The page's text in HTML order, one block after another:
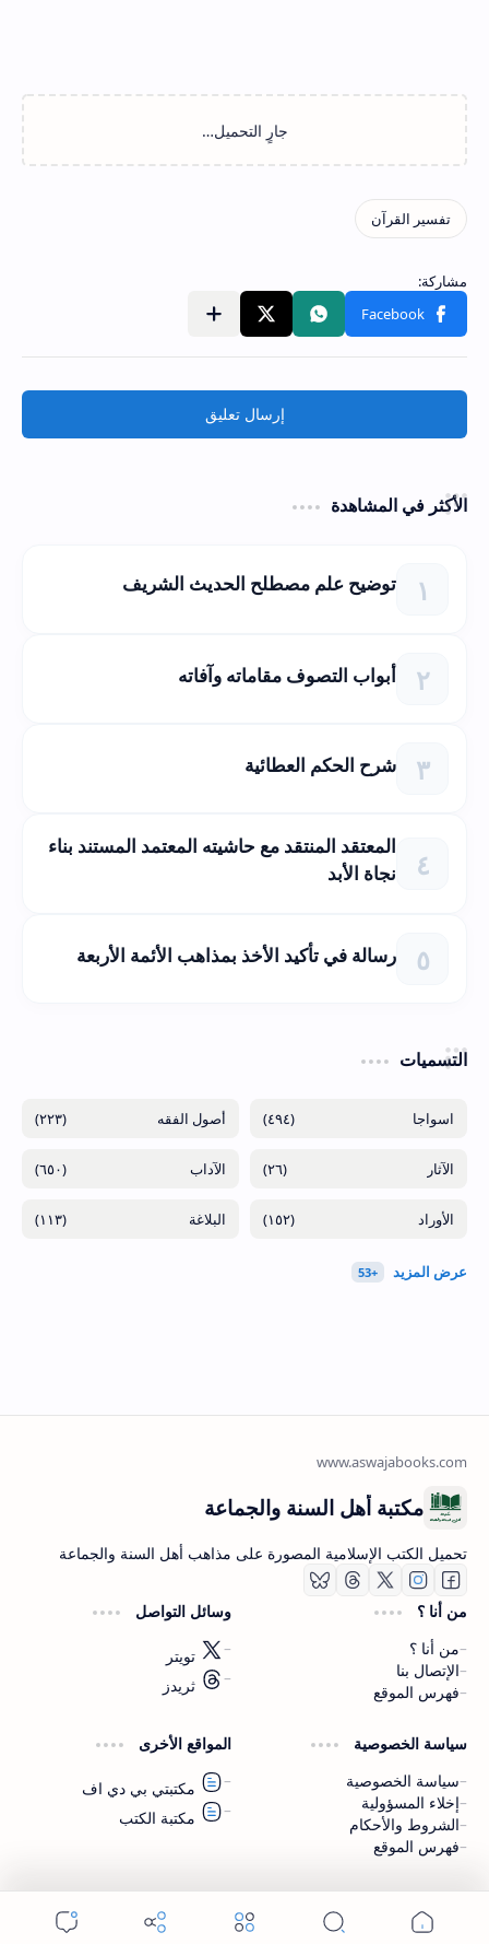
إرسال تعليق
الأكثر في المشاهدة
توضيح علم مصطلح الحديث الشريف
أبواب التصوف مقاماته وآفاته
شرح الحكم العطائية
المعتقد المنتقد مع حاشيته المعتمد المستند بناء
نجاة الأبد
رسالة في تأكيد الأخذ بمذاهب الأئمة الأربعة
التسميات
(٤٩٤) (٢٢٣)
(٢٦) (٦٥٠)
(١٥٢) (١١٣)
اشترك الآن
اشترك في قناتنا على تليجرام
مكتبة أهل السنة والجماعة
تحميل الكتب الإسلامية المصورة على مذاهب أهل السنة والجماعة
من أنا ؟
من أنا ؟
الإتصال بنا
فهرس الموقع
وسائل التواصل
تويتر
ثريدز
سياسة الخصوصية
سياسة الخصوصية
إخلاء المسؤولية
الشروط والأحكام
فهرس الموقع
المواقع الأخرى
مكتبتي بي دي اف
مكتبة الكتب